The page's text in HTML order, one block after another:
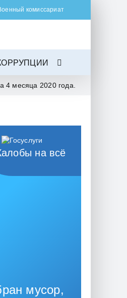
комиссариат
4 месяца 2020 года.
на всё
мусор,